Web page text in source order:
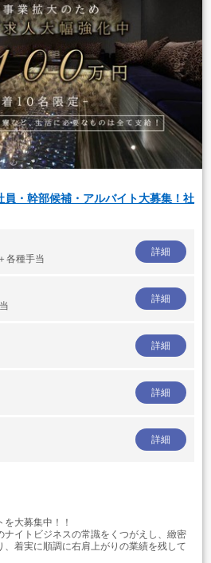
・幹部候補・アルバイト大募集！社
各種手当
詳細
詳細
詳細
詳細
詳細
大募集中！！
ナイトビジネスの常識をくつがえし、緻密
、着実に順調に右肩上がりの業績を残して